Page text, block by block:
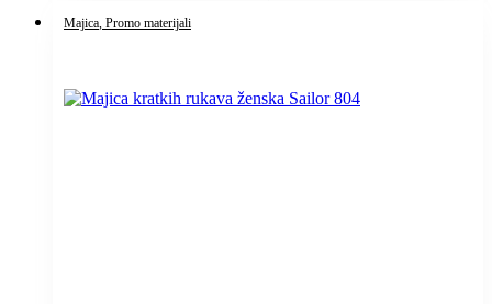
Majica , Promo materijali